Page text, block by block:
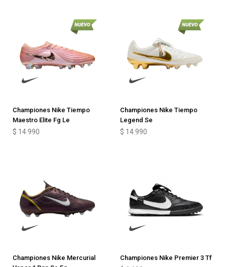
Championes Nike Tiempo
Maestro Elite Fg Le
$ 14.990
Championes Nike Tiempo
Legend Se
$ 14.990
Championes Nike Mercurial
Championes Nike Premier 3 Tf